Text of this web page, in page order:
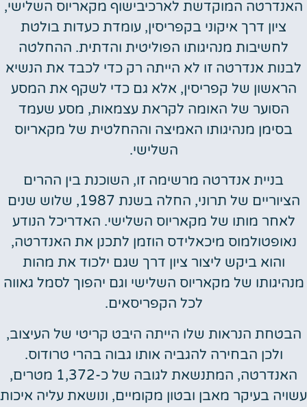
האנדרטה המוקדשת לארכיבישוף מקאריוס השלישי,
ציון דרך איקוני בקפריסין, עומדת כעדות בולטת
לחשיבות מנהיגותו הפוליטית והדתית. ההחלטה
לבנות אנדרטה זו לא הייתה רק כדי לכבד את הנשיא
הראשון של קפריסין, אלא גם כדי לשקף את המסע
הסוער של האומה לקראת עצמאות, מסע שעמד
בסימן מנהיגותו האמיצה וההחלטית של מקאריוס
השלישי.
בניית אנדרטה מרשימה זו, השוכנת בין ההרים
הציוריים של תרוני, החלה בשנת 1987, שלוש שנים
לאחר מותו של מקאריוס השלישי. האדריכל הנודע
נאופטולמוס מיכאלידס הוזמן לתכנן את האנדרטה,
והוא ביקש ליצור ציון דרך שגם ילכוד את מהות
מנהיגותו של מקאריוס השלישי וגם יהפוך לסמל גאווה
לכל הקפריסאים.
הבטחת הנראות שלו הייתה היבט קריטי של העיצוב,
ולכן הבחירה להגביה אותו גבוה בהרי טרודוס.
האנדרטה, המתנשאת לגובה של כ-1,372 מטרים,
עשויה בעיקר מאבן ובטון מקומיים, ונושאת עליה איכות